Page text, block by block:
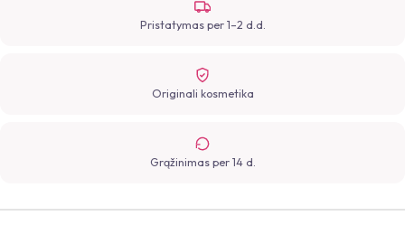
Pristatymas per 1–2 d.d.
Originali kosmetika
Grąžinimas per 14 d.